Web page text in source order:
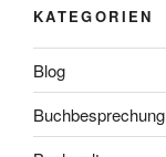
KATEGORIEN
Blog
Buchbesprechung